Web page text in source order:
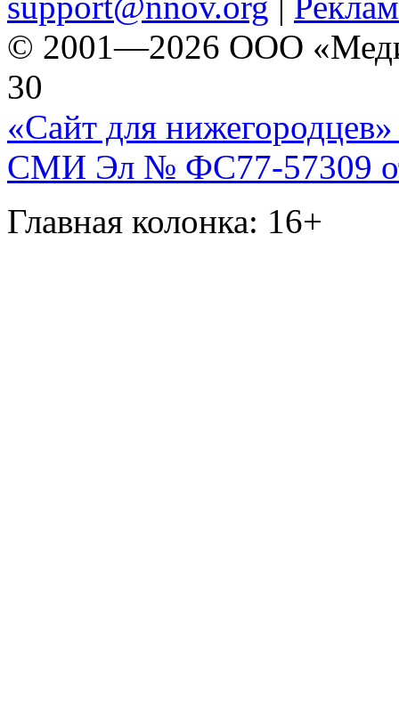
© 2001—2026 ООО
30
«Сайт для нижегородцев»
СМИ Эл № ФС77-57309
Главная колонка: 16+